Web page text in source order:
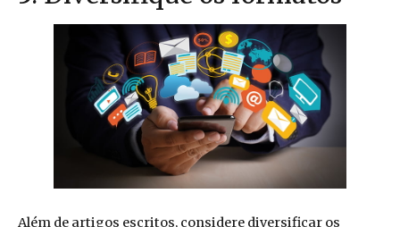
Além de artigos escritos, considere diversificar os